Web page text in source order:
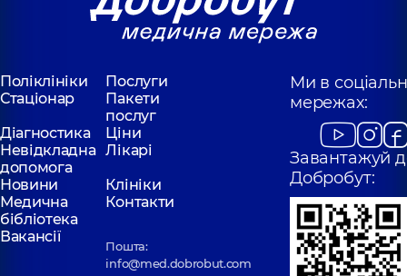
Поліклініки
Послуги
Стаціонар
Пакети
послуг
Діагностика
Ціни
Невідкладна
допомога
Лікарі
Новини
Клініки
Медична
бібліотека
Контакти
Вакансії
Пошта:
info@med.dobrobut.com
Ми в
мережах:
Завантажуй
Добробут: